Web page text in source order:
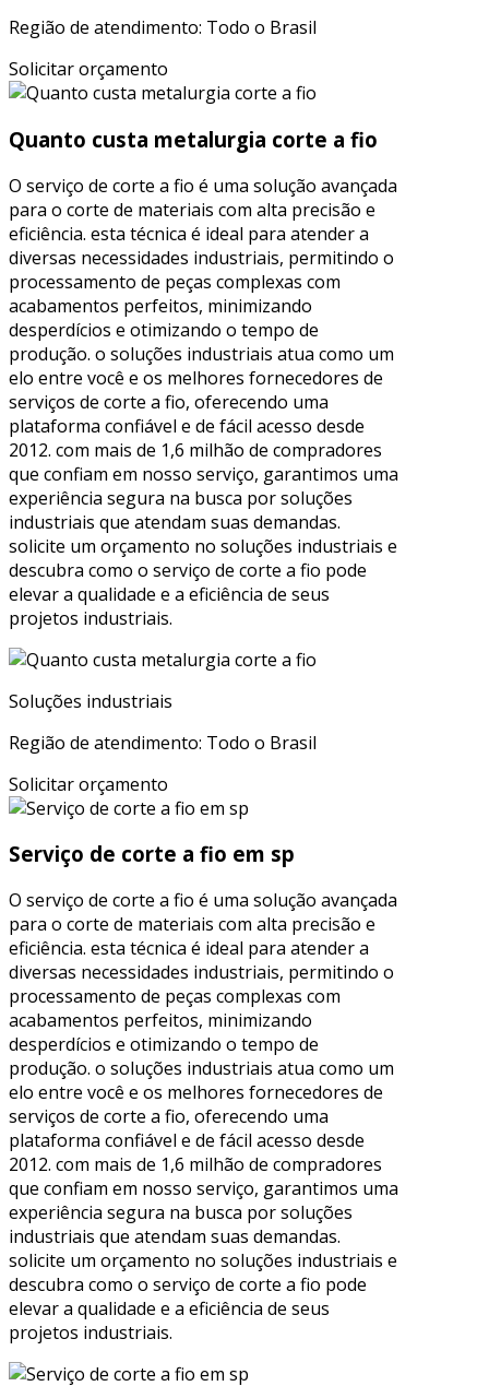
Região de atendimento: Todo o Brasil
Solicitar orçamento
Quanto custa metalurgia corte a fio
O serviço de corte a fio é uma solução avançada
para o corte de materiais com alta precisão e
eficiência. esta técnica é ideal para atender a
diversas necessidades industriais, permitindo o
processamento de peças complexas com
acabamentos perfeitos, minimizando
desperdícios e otimizando o tempo de
produção. o soluções industriais atua como um
elo entre você e os melhores fornecedores de
serviços de corte a fio, oferecendo uma
plataforma confiável e de fácil acesso desde
2012. com mais de 1,6 milhão de compradores
que confiam em nosso serviço, garantimos uma
experiência segura na busca por soluções
industriais que atendam suas demandas.
solicite um orçamento no soluções industriais e
descubra como o serviço de corte a fio pode
elevar a qualidade e a eficiência de seus
projetos industriais.
Soluções industriais
Região de atendimento: Todo o Brasil
Solicitar orçamento
Serviço de corte a fio em sp
O serviço de corte a fio é uma solução avançada
para o corte de materiais com alta precisão e
eficiência. esta técnica é ideal para atender a
diversas necessidades industriais, permitindo o
processamento de peças complexas com
acabamentos perfeitos, minimizando
desperdícios e otimizando o tempo de
produção. o soluções industriais atua como um
elo entre você e os melhores fornecedores de
serviços de corte a fio, oferecendo uma
plataforma confiável e de fácil acesso desde
2012. com mais de 1,6 milhão de compradores
que confiam em nosso serviço, garantimos uma
experiência segura na busca por soluções
industriais que atendam suas demandas.
solicite um orçamento no soluções industriais e
descubra como o serviço de corte a fio pode
elevar a qualidade e a eficiência de seus
projetos industriais.